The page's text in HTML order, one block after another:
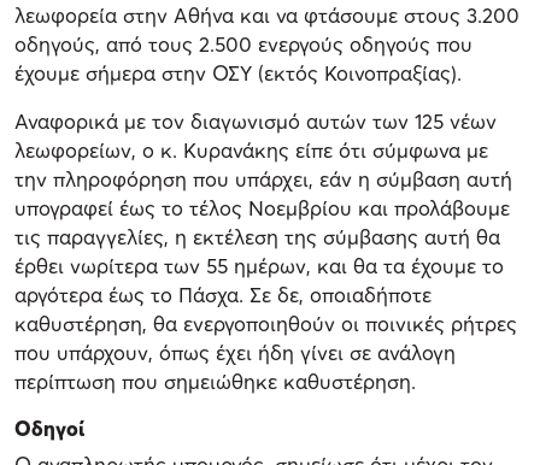
λεωφορεία στην Αθήνα και να φτάσουμε στους 3.200
οδηγούς, από τους 2.500 ενεργούς οδηγούς που
έχουμε σήμερα στην ΟΣΥ (εκτός Κοινοπραξίας).
Αναφορικά με τον διαγωνισμό αυτών των 125 νέων
λεωφορείων, ο κ. Κυρανάκης είπε ότι σύμφωνα με
την πληροφόρηση που υπάρχει, εάν η σύμβαση αυτή
υπογραφεί έως το τέλος Νοεμβρίου και προλάβουμε
τις παραγγελίες, η εκτέλεση της σύμβασης αυτή θα
έρθει νωρίτερα των 55 ημέρων, και θα τα έχουμε το
αργότερα έως το Πάσχα. Σε δε, οποιαδήποτε
καθυστέρηση, θα ενεργοποιηθούν οι ποινικές ρήτρες
που υπάρχουν, όπως έχει ήδη γίνει σε ανάλογη
περίπτωση που σημειώθηκε καθυστέρηση.
Οδηγοί